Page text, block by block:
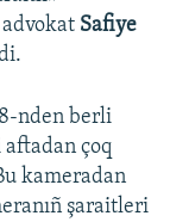
Safiye
nden berli
çoq
kameradan
şaraitleri